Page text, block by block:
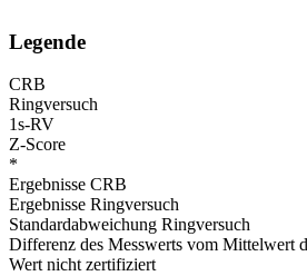
Legende
CRB
Ringversuch
1s-RV
Z-Score
*
Ergebnisse CRB
Ergebnisse Ringversuch
Standardabweichung Ringversuch
Differenz des Messwerts vom Mittelwert
Wert nicht zertifiziert